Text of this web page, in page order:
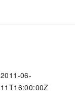
2011-06-
11T16:00:00Z